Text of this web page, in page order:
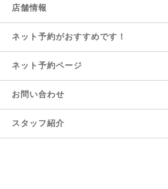
店舗情報
ネット予約がおすすめです！
ネット予約ページ
お問い合わせ
スタッフ紹介